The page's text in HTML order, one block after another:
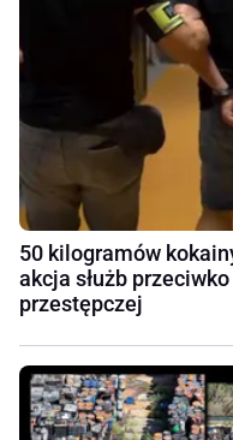
50 kilogramów
akcja służb
przestępczej